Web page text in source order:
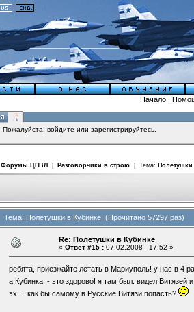
Начало |
. Пожалуйста, войдите или зарегистрируйтесь
Форумы ЦПВЛ Разговорчики в строю | Тема:
Тема: Полетушки в Кубинке (Прочитано 57297 раз)
Re: Полетушки в Кубинке
« Ответ #15 : 07.02.2008 - 17:52 »
ребята, приезжайте летать в Мариуполь! у нас в 4
а Кубинка - это здорово! я там был. видел Витязей
эх.... как бы самому в Русские Витязи попасть?